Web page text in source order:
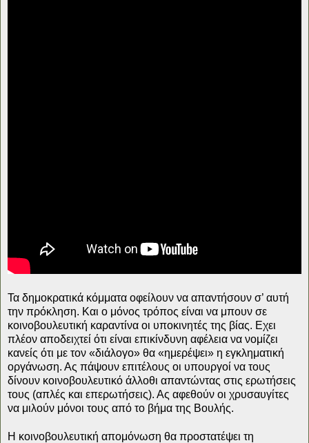
Τα δημοκρατικά κόμματα οφείλουν να απαντήσουν σ’ αυτή
την πρόκληση. Και ο μόνος τρόπος είναι να μπουν σε
κοινοβουλευτική καραντίνα οι υποκινητές της βίας. Εχει
πλέον αποδειχτεί ότι είναι επικίνδυνη αφέλεια να νομίζει
κανείς ότι με τον «διάλογο» θα «ημερέψει» η εγκληματική
οργάνωση. Ας πάψουν επιτέλους οι υπουργοί να τους
δίνουν κοινοβουλευτικό άλλοθι απαντώντας στις ερωτήσεις
τους (απλές και επερωτήσεις). Ας αφεθούν οι χρυσαυγίτες
να μιλούν μόνοι τους από το βήμα της Βουλής.
Η κοινοβουλευτική απομόνωση θα προστατέψει τη